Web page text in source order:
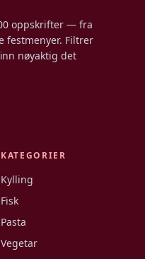
oppskrifter — fra
festmenyer. Filtrer
nøyaktig det
KATEGORIER
Kylling
Fisk
Pasta
Vegetar